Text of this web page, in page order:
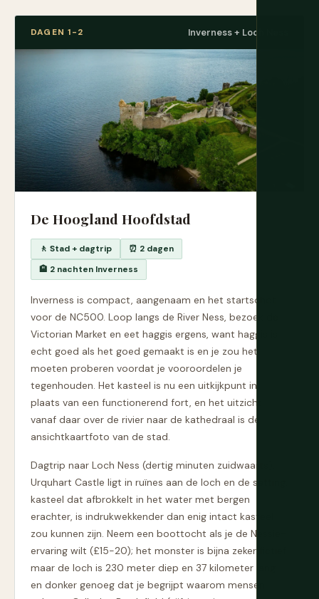
DAGEN 1-2 Inverness + Loch Ness
De Hoogland Hoofdstad
🚶 Stad + dagtrip
⏰ 2 dagen
🏨 2 nachten Inverness
Inverness is compact, aangenaam en het startschot
voor de NC500. Loop langs de River Ness, bezoek de
Victorian Market en eet haggis ergens, want haggis is
echt goed als het goed gemaakt is en je zou het
moeten proberen voordat je vooroordelen je
tegenhouden. Het kasteel is nu een uitkijkpunt in
plaats van een functionerend fort, en het uitzicht
vanaf daar over de rivier naar de kathedraal is de
ansichtkaartfoto van de stad.
Dagtrip naar Loch Ness (dertig minuten zuidwaarts).
Urquhart Castle ligt in ruïnes aan de loch en de setting,
kasteel dat afbrokkelt in het water met bergen
erachter, is indrukwekkender dan enig intact kasteel
zou kunnen zijn. Neem een boottocht als je de Nessie-
ervaring wilt (£15-20); het monster is bijna zeker fictief
maar de loch is 230 meter diep en 37 kilometer lang
en donker genoeg dat je begrijpt waarom mensen